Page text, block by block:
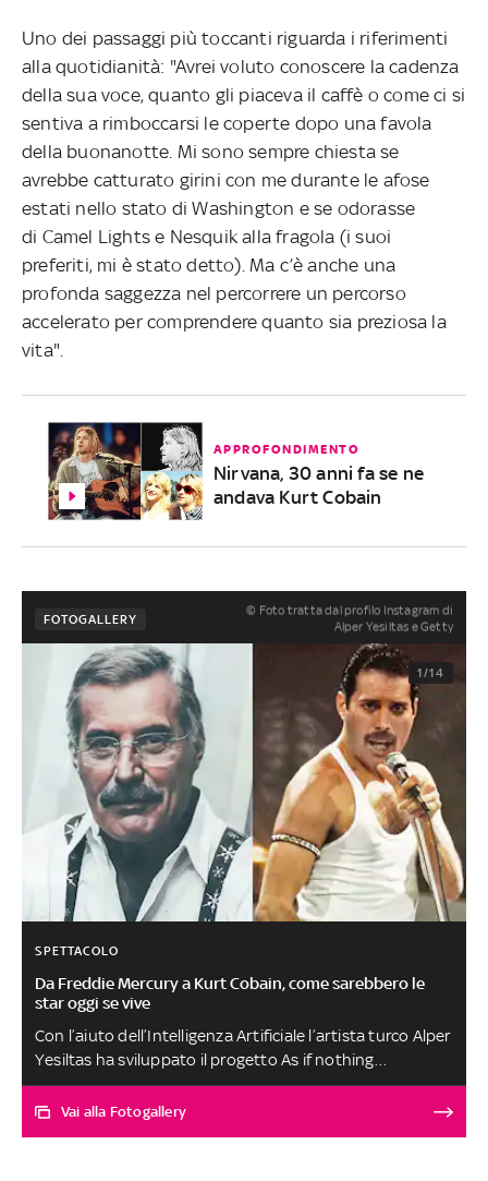
Uno dei passaggi più toccanti riguarda i riferimenti
alla quotidianità: "Avrei voluto conoscere la cadenza
della sua voce, quanto gli piaceva il caffè o come ci si
sentiva a rimboccarsi le coperte dopo una favola
della buonanotte. Mi sono sempre chiesta se
avrebbe catturato girini con me durante le afose
estati nello stato di Washington e se odorasse
di Camel Lights e Nesquik alla fragola (i suoi
preferiti, mi è stato detto). Ma c’è anche una
profonda saggezza nel percorrere un percorso
accelerato per comprendere quanto sia preziosa la
vita".
APPROFONDIMENTO
Nirvana, 30 anni fa se ne
andava Kurt Cobain
FOTOGALLERY
© Foto tratta dal profilo Instagram di
Alper Yesiltas e Getty
1/14
SPETTACOLO
Da Freddie Mercury a Kurt Cobain, come sarebbero le
star oggi se vive
Con l’aiuto dell’Intelligenza Artificiale l’artista turco Alper
Yesiltas ha sviluppato il progetto As if nothing
happened, che immagina come sarebbero i realistici
ritratti invecchiati di alcune celebrità “se non fossero
Vai alla Fotogallery